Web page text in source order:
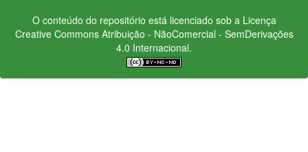
O conteúdo do repositório está licenciado sob a Licença
Creative CommonsAtribuição - NãoComercial - SemDerivações
4.0 Internacional.